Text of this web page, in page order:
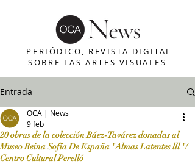
PERIÓDICO, REVISTA DIGITAL
SOBRE LAS ARTES VISUALES
Entrada
20 obras de la colección Báez-Tavárez donadas al
Museo Reina Sofía De España "Almas Latentes lll "/
Centro Cultural Perelló
OCA | News
9 feb